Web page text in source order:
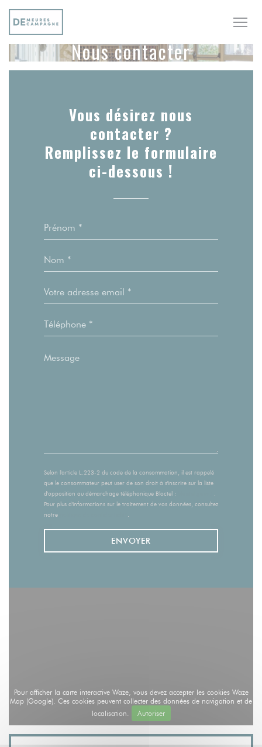
Personnalisation de vos choix en matière de cookies
Nous contacter
Vous désirez nous
contacter ?
Remplissez le formulaire
ci-dessous !
Selon l'article L.223-2 du code de la consommation, il est rappelé
que le consommateur peut user de son droit à s'inscrire sur la liste
d'opposition au démarchage téléphonique Bloctel :
.
Pour plus d'informations sur le traitement de vos données, consultez
notre
.
Pour afficher la carte interactive Waze, vous devez accepter les cookies Waze
Map (Google). Ces cookies peuvent collecter des données de navigation et de
localisation.
Autoriser